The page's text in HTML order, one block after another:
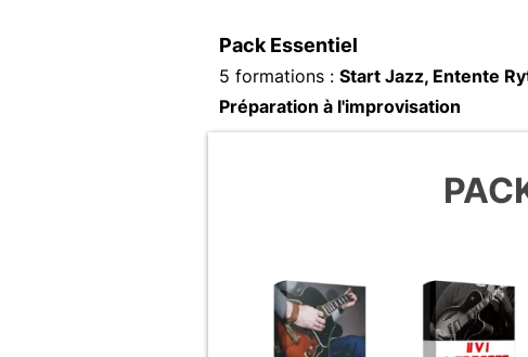
Pack Essentiel
5 formations : Start Jazz, Entente
Préparation à l'improvisation